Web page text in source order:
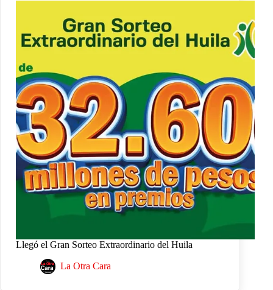
Llegó el Gran Sorteo Extraordinario del Huila
La Otra Cara